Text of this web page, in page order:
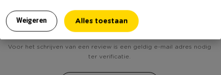
Weigeren Alles toestaan
Heb jij Alfi schenkkan eco - 1 liter - rood? Schrijf een
review!
Voor het schrijven van een review is een geldig e-mail adres nodig
ter verificatie.